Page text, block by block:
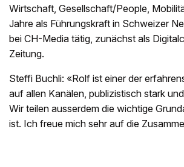
Wirtschaft, Gesellschaft/People,
Jahre als Führungskraft in Schweizer
bei CH-Media tätig, zunächst als
Zeitung.
Steffi Buchli: «Rolf ist einer der
auf allen Kanälen, publizistisch stark
Wir teilen ausserdem die wichtige
ist. Ich freue mich sehr auf die